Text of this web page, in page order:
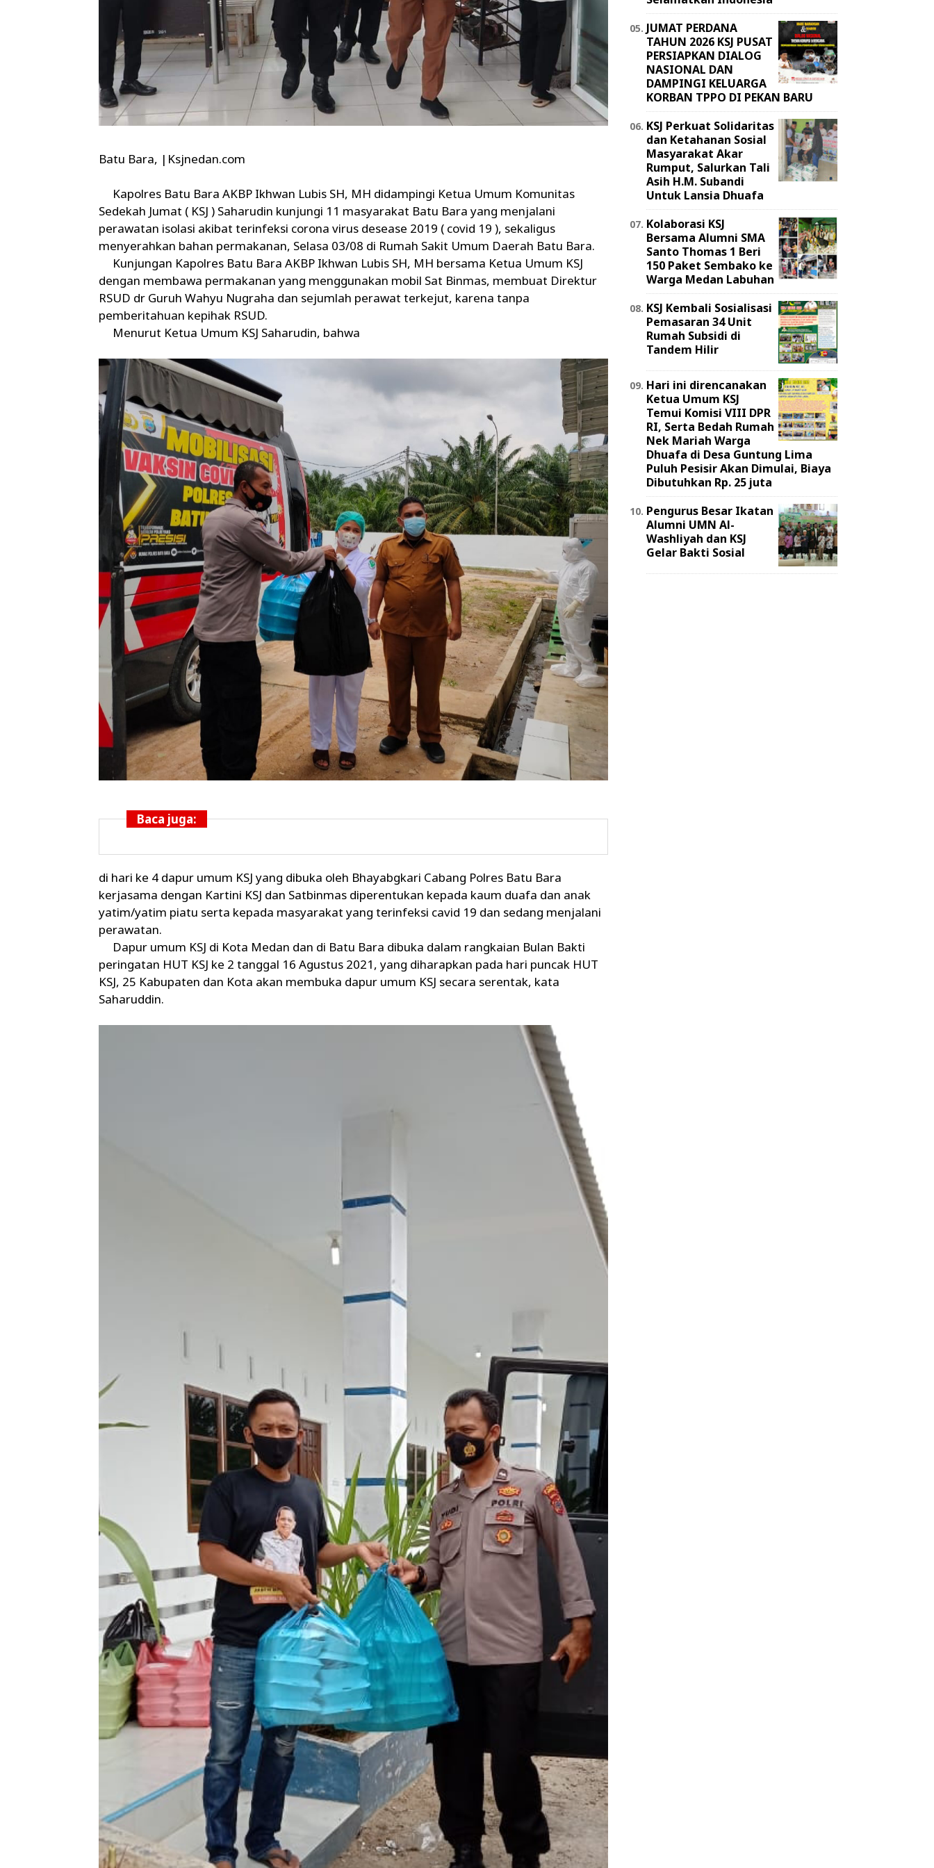
Batu Bara, |Ksjnedan.com
Kapolres Batu Bara AKBP Ikhwan Lubis SH, MH didampingi Ketua Umum Komunitas
Sedekah Jumat ( KSJ ) Saharudin kunjungi 11 masyarakat Batu Bara yang menjalani
perawatan isolasi akibat terinfeksi corona virus desease 2019 ( covid 19 ), sekaligus
menyerahkan bahan permakanan, Selasa 03/08 di Rumah Sakit Umum Daerah Batu Bara.
Kunjungan Kapolres Batu Bara AKBP Ikhwan Lubis SH, MH bersama Ketua Umum KSJ
dengan membawa permakanan yang menggunakan mobil Sat Binmas, membuat Direktur
RSUD dr Guruh Wahyu Nugraha dan sejumlah perawat terkejut, karena tanpa
pemberitahuan kepihak RSUD.
Menurut Ketua Umum KSJ Saharudin, bahwa
Baca juga:
di hari ke 4 dapur umum KSJ yang dibuka oleh Bhayabgkari Cabang Polres Batu Bara
kerjasama dengan Kartini KSJ dan Satbinmas diperentukan kepada kaum duafa dan anak
yatim/yatim piatu serta kepada masyarakat yang terinfeksi cavid 19 dan sedang menjalani
perawatan.
Dapur umum KSJ di Kota Medan dan di Batu Bara dibuka dalam rangkaian Bulan Bakti
peringatan HUT KSJ ke 2 tanggal 16 Agustus 2021, yang diharapkan pada hari puncak HUT
KSJ, 25 Kabupaten dan Kota akan membuka dapur umum KSJ secara serentak, kata
Saharuddin.
JUMAT PERDANA
TAHUN 2026 KSJ PUSAT
PERSIAPKAN DIALOG
NASIONAL DAN
DAMPINGI KELUARGA
KORBAN TPPO DI PEKAN BARU
KSJ Perkuat Solidaritas
dan Ketahanan Sosial
Masyarakat Akar
Rumput, Salurkan Tali
Asih H.M. Subandi
Untuk Lansia Dhuafa
Kolaborasi KSJ
Bersama Alumni SMA
Santo Thomas 1 Beri
150 Paket Sembako ke
Warga Medan Labuhan
KSJ Kembali Sosialisasi
Pemasaran 34 Unit
Rumah Subsidi di
Tandem Hilir
Hari ini direncanakan
Ketua Umum KSJ
Temui Komisi VIII DPR
RI, Serta Bedah Rumah
Nek Mariah Warga
Dhuafa di Desa Guntung Lima
Puluh Pesisir Akan Dimulai, Biaya
Dibutuhkan Rp. 25 juta
Pengurus Besar Ikatan
Alumni UMN Al-
Washliyah dan KSJ
Gelar Bakti Sosial